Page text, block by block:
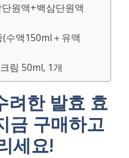
원액+백삼단원액
수액150ml＋유액
림 50ml, 1개
려한 발효 효
금 구매하고
세요!